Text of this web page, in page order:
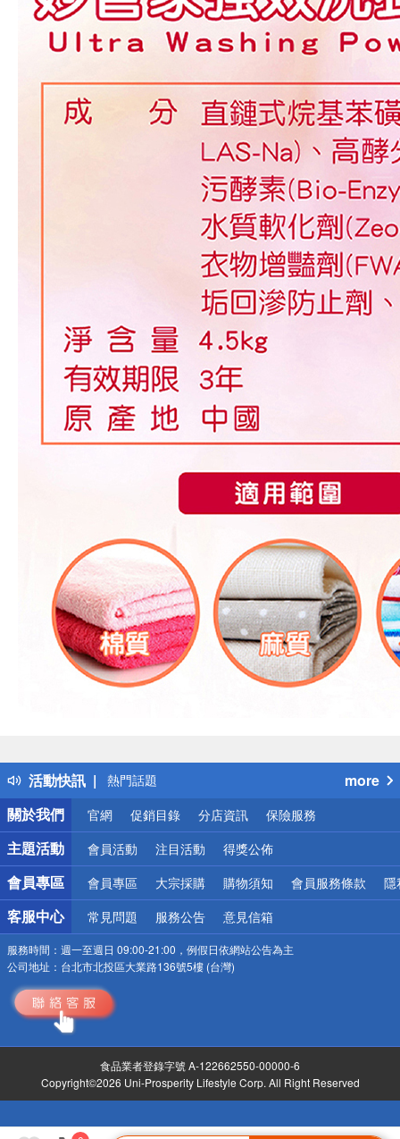
活動快訊
得獎公告
熱門話題
銀行優惠
偏遠地區配送
詐騙網頁！請小心！
more
關於我們
官網 促銷目錄 分店資訊 保險服務
主題活動 會員活動 注目活動 得獎公佈
會員專區 會員專區 大宗採購 購物須知 會員服務條款 隱
客服中心 常見問題 服務公告 意見信箱
服務時間： 週一至週日 09:00-21:00，例假日依網站公告為主
公司地址： 台北市北投區大業路136號5樓 (台灣)
食品業者登錄字號 A-122662550-00000-6
Copyright©2026 Uni-Prosperity Lifestyle Corp. All Right Reserved